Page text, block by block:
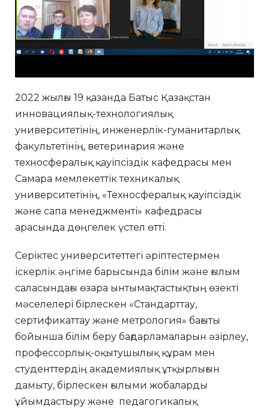
2022 жылғы 19 қазанда Батыс Қазақстан
инновациялық-технологиялық
университетінің, инженерлік-гуманитарлық
факультетінің, ветеринария және
техносфералық қауіпсіздік кафедрасы мен
Самара мемлекеттік техникалық
университетінің, «Техносфералық қауіпсіздік
және сапа менеджменті» кафедрасы
арасында дөңгелек үстел өтті.
Серіктес университеттегі әріптестермен
іскерлік әңгіме барысында білім және ғылым
саласындағы өзара ынтымақтастықтың өзекті
мәселелері бірлескен «Стандарттау,
сертификаттау және метрология» бағыты
бойынша білім беру бағдарламаларын әзірлеу,
профессорлық-оқытушылық құрам мен
студенттердің академиялық ұтқырлығын
дамыту, бірлескен ғылыми жобаларды
ұйымдастыру және педагогикалық